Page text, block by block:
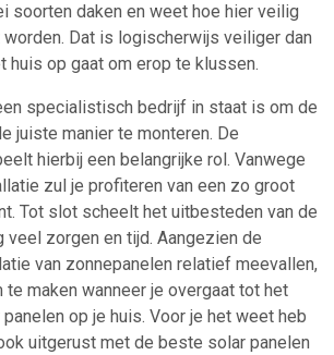
soorten daken en weet hoe hier veilig
Dat is logischerwijs veiliger dan
huis op gaat om erop te klussen.
specialistisch bedrijf in staat is om de
juiste manier te monteren. De
hierbij een belangrijke rol. Vanwege
zul je profiteren van een zo groot
Tot slot scheelt het uitbesteden van de
veel zorgen en tijd. Aangezien de
van zonnepanelen relatief meevallen,
maken wanneer je overgaat tot het
op je huis. Voor je het weet heb
uitgerust met de beste solar panelen